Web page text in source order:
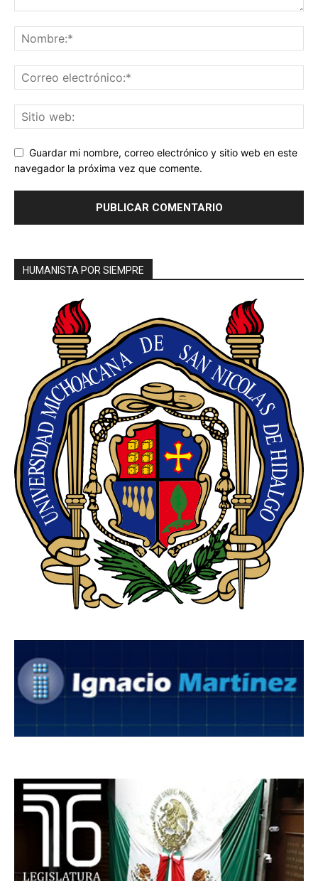
Guardar mi nombre, correo electrónico y sitio web en este
navegador la próxima vez que comente.
HUMANISTA POR SIEMPRE